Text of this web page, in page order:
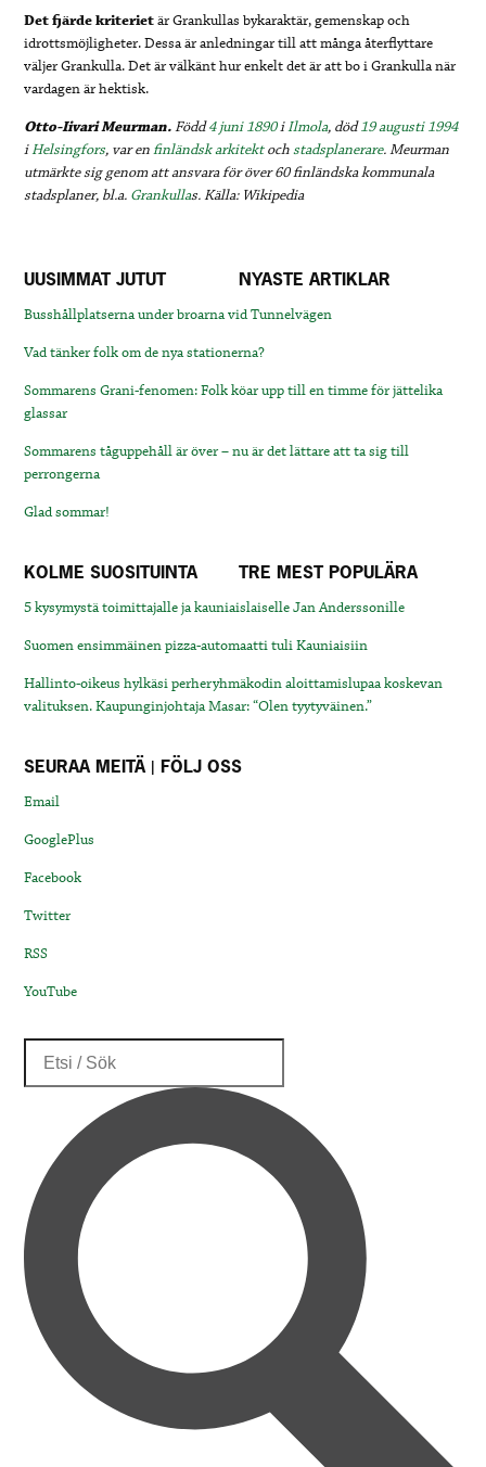
Det fjärde kriterietär Grankullas bykaraktär, gemenskap och
idrottsmöjligheter. Dessa är anledningar till att många återflyttare
väljer Grankulla. Det är välkänt hur enkelt det är att bo i Grankulla när
vardagen är hektisk.
Otto-Iivari Meurman.Född4 juni 1890iIlmola, död19 augusti 1994
iHelsingfors, var enfinländsk arkitektochstadsplanerare. Meurman
utmärkte sig genom att ansvara för över 60 finländska kommunala
stadsplaner, bl.a. Grankullas.Källa: Wikipedia
UUSIMMAT JUTUT NYASTE ARTIKLAR
Busshållplatserna under broarna vid Tunnelvägen
Vad tänker folk om de nya stationerna?
Sommarens Grani-fenomen: Folk köar upp till en timme för jättelika
glassar
Sommarens tåguppehåll är över – nu är det lättare att ta sig till
perrongerna
Glad sommar!
KOLME SUOSITUINTA TRE MEST POPULÄRA
5 kysymystä toimittajalle ja kauniaislaiselle Jan Anderssonille
Suomen ensimmäinen pizza-automaatti tuli Kauniaisiin
Hallinto-oikeus hylkäsi perheryhmäkodin aloittamislupaa koskevan
valituksen. Kaupunginjohtaja Masar: “Olen tyytyväinen.”
SEURAA MEITÄ | FÖLJ OSS
Email
GooglePlus
Facebook
Twitter
RSS
YouTube